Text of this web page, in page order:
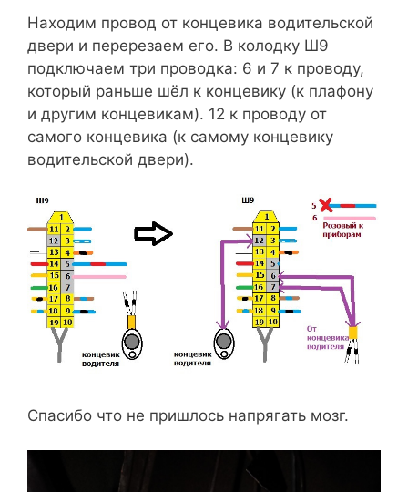
Находим провод от концевика водительской
двери и перерезаем его. В колодку Ш9
подключаем три проводка: 6 и 7 к проводу,
который раньше шёл к концевику (к плафону
и другим концевикам). 12 к проводу от
самого концевика (к самому концевику
водительской двери).
Спасибо что не пришлось напрягать мозг.